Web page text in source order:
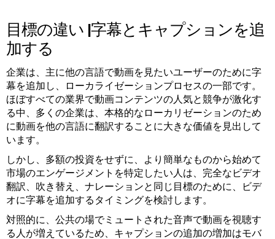
目標の違い |字幕とキャプションを追
加する
企業は、主に他の言語で動画を見たいユーザーのために字
幕を追加し、ローカライゼーションプロセスの一部です。
ほぼすべての業界で動画コンテンツの人気と競争が激化す
る中、多くの企業は、本格的なローカリゼーションのため
に動画を他の言語に翻訳することに大きな価値を見出して
います。
しかし、多額の投資をせずに、より簡単なものから始めて
市場のエンゲージメントを特定したい人は、完全なビデオ
翻訳、吹き替え、ナレーションと同じ目標のために、ビデ
オに字幕を追加するタイミングを検討します。
対照的に、公共の場でミュートされた音声で動画を視聴す
る人が増えているため、キャプションの追加の増加はモバ